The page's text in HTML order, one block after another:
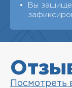
Вы
Посмотреть